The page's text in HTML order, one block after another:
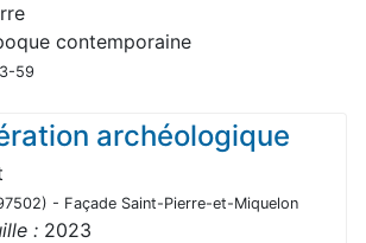
contemporaine
59
archéologique
- Façade Saint-Pierre-et-Miquelon
: 2023